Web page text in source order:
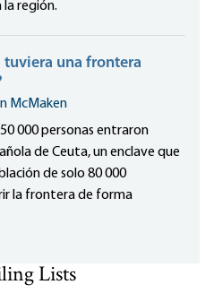
la región.
tuviera una frontera
McMaken
000 personas entraron
de Ceuta, un enclave que
de solo 80 000
la frontera de forma
Lists